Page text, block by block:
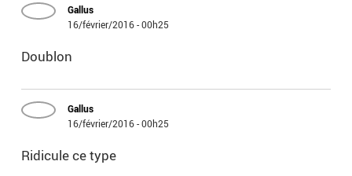
Gallus
16/février/2016 - 00h25
Doublon
Gallus
16/février/2016 - 00h25
Ridicule ce type